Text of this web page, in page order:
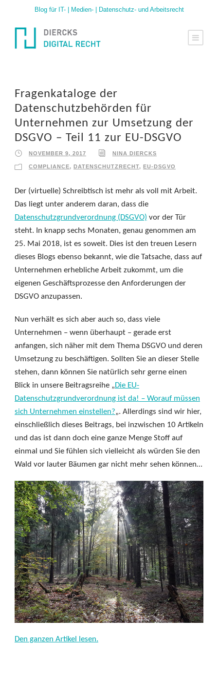
Blog für IT- | Medien- | Datenschutz- und Arbeitsrecht
Fragenkataloge der
Datenschutzbehörden für
Unternehmen zur Umsetzung der
DSGVO – Teil 11 zur EU-DSGVO
NOVEMBER 9, 2017 NINA DIERCKS
COMPLIANCE, DATENSCHUTZRECHT, EU-DSGVO
Der (virtuelle) Schreibtisch ist mehr als voll mit Arbeit.
Das liegt unter anderem daran, dass die
Datenschutzgrundverordnung (DSGVO) vor der Tür
steht. In knapp sechs Monaten, genau genommen am
25. Mai 2018, ist es soweit. Dies ist den treuen Lesern
dieses Blogs ebenso bekannt, wie die Tatsache, dass auf
Unternehmen erhebliche Arbeit zukommt, um die
eigenen Geschäftsprozesse den Anforderungen der
DSGVO anzupassen.
Nun verhält es sich aber auch so, dass viele
Unternehmen – wenn überhaupt – gerade erst
anfangen, sich näher mit dem Thema DSGVO und deren
Umsetzung zu beschäftigen. Sollten Sie an dieser Stelle
stehen, dann können Sie natürlich sehr gerne einen
Blick in unsere Beitragsreihe „Die EU-
Datenschutzgrundverordnung ist da! – Worauf müssen
sich Unternehmen einstellen?„. Allerdings sind wir hier,
einschließlich dieses Beitrags, bei inzwischen 10 Artikeln
und das ist dann doch eine ganze Menge Stoff auf
einmal und Sie fühlen sich vielleicht als würden Sie den
Wald vor lauter Bäumen gar nicht mehr sehen können…
Den ganzen Artikel lesen.